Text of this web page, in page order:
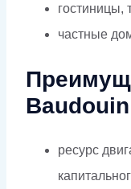
гостиницы,
частные
Baudouin
ресурс